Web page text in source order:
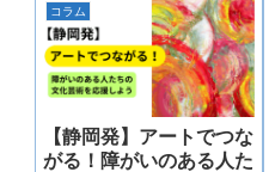
コラム
【静岡発】アートでつな
がる！障がいのある人た